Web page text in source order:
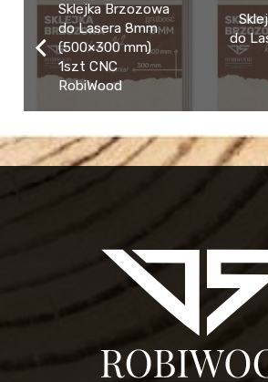
Sklejka Brzozowa
do Lasera 8mm
(500×300 mm)
1szt CNC
RobiWood
do